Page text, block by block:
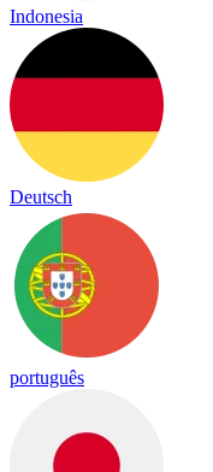
Indonesia
Deutsch
português